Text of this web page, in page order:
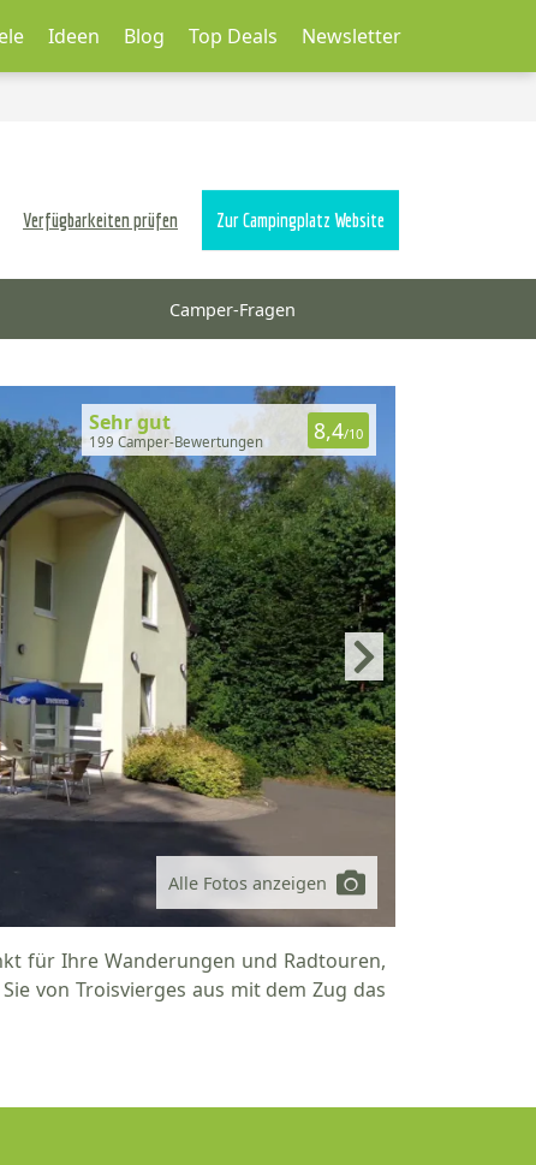
Ideen Blog Top Deals Newsletter
Verfügbarkeiten prüfen Zur Campingplatz Website
Camper-Fragen
Alle Fotos anzeigen
Sehr gut
199 Camper-Bewertungen 8,4/10
für Ihre Wanderungen und Radtouren,
von Troisvierges aus mit dem Zug das